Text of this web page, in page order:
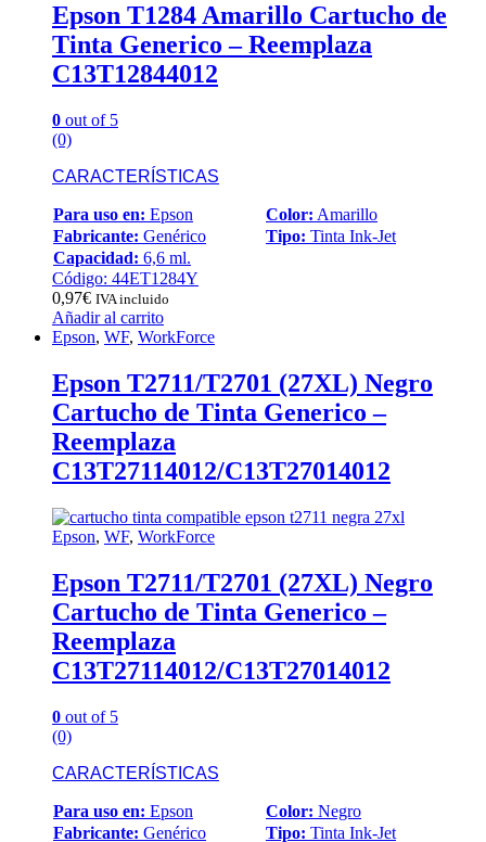
Epson T1284 Amarillo Cartucho de
Tinta Generico – Reemplaza
C13T12844012
0 out of 5
(0)
CARACTERÍSTICAS
Para uso en: Epson Color: Amarillo
Fabricante: Genérico Tipo: Tinta Ink-Jet
Capacidad: 6,6 ml.
Código: 44ET1284Y
0,97€ IVA incluido
Añadir al carrito
Epson, WF, WorkForce
Epson T2711/T2701 (27XL) Negro
Cartucho de Tinta Generico –
Reemplaza
C13T27114012/C13T27014012
Epson, WF, WorkForce
Epson T2711/T2701 (27XL) Negro
Cartucho de Tinta Generico –
Reemplaza
C13T27114012/C13T27014012
0 out of 5
(0)
CARACTERÍSTICAS
Para uso en: Epson Color: Negro
Fabricante: Genérico Tipo: Tinta Ink-Jet